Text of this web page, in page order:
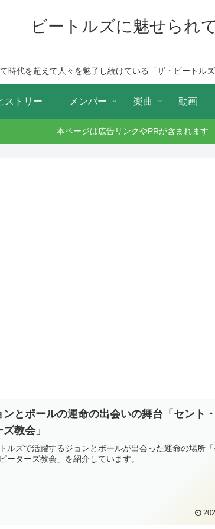
ビートルズに魅せられて
時代を超えて人々を魅了し続けている「ザ・ビートル
ストリー メンバー 楽曲 動画
本ページは広告リンクやPRが含まれます
ンとポールの運命の出会いの舞台「セント
教会」
ルズで活躍するジョンとポールが出会った運命の場所「
ーターズ教会」を紹介しています。